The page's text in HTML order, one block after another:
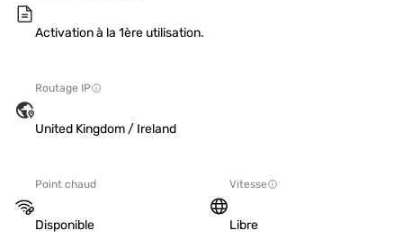
Activation à la 1ère utilisation.
Routage IP
United Kingdom / Ireland
Point chaud
Disponible
Vitesse
Libre